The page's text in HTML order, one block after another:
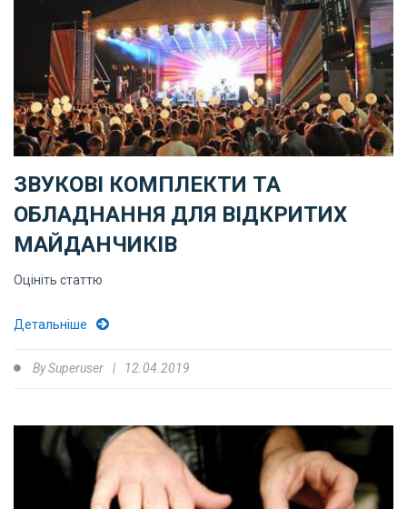
ЗВУКОВІ КОМПЛЕКТИ ТА
ОБЛАДНАННЯ ДЛЯ ВІДКРИТИХ
МАЙДАНЧИКІВ
Оцініть статтю
Детальніше
BySuperuser 12.04.2019